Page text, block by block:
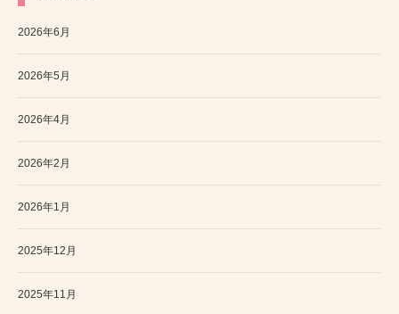
2026年6月
2026年5月
2026年4月
2026年2月
2026年1月
2025年12月
2025年11月